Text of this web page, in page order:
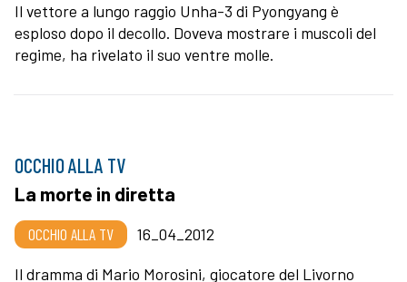
Il vettore a lungo raggio Unha-3 di Pyongyang è
esploso dopo il decollo. Doveva mostrare i muscoli del
regime, ha rivelato il suo ventre molle.
OCCHIO ALLA TV
La morte in diretta
OCCHIO ALLA TV
16_04_2012
Il dramma di Mario Morosini, giocatore del Livorno